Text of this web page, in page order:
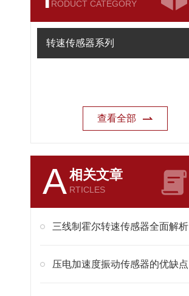
RODUCT CATEGORY
转速传感器系列
查看全部
A相关文章
RTICLES
三线制霍尔转速传感器全面解析
压电加速度振动传感器的优缺点